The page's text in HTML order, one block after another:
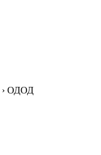
› ОДОД